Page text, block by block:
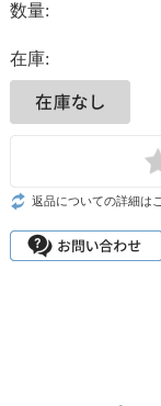
数量:
在庫:
返品についての詳細は